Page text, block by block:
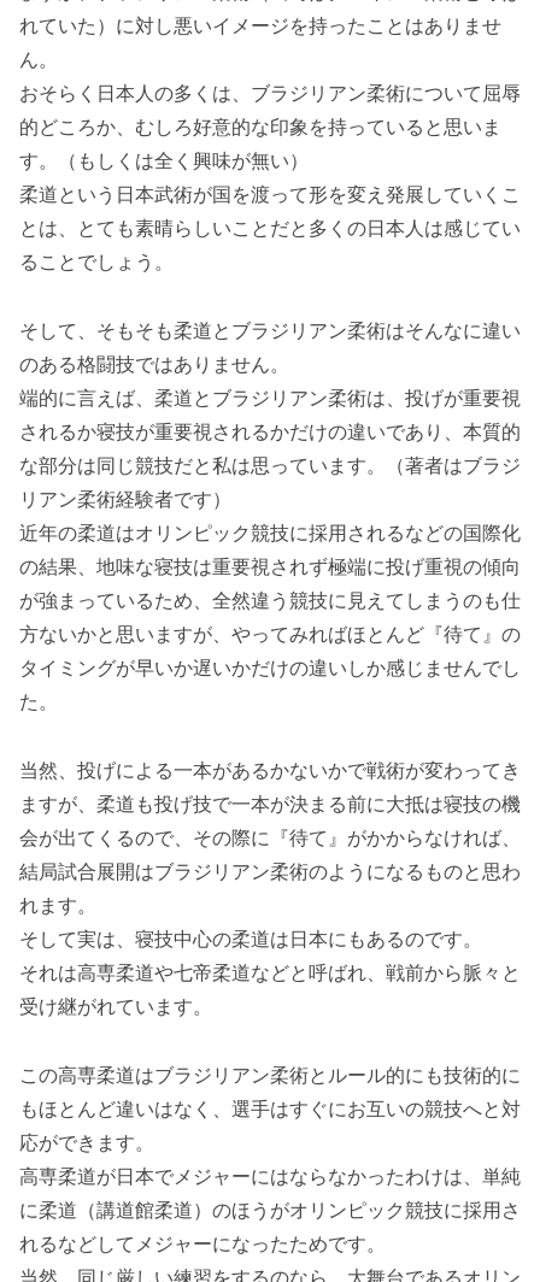
れていた）に対し悪いイメージを持ったことはありませ
ん。
おそらく日本人の多くは、ブラジリアン柔術について屈辱
的どころか、むしろ好意的な印象を持っていると思いま
す。（もしくは全く興味が無い）
柔道という日本武術が国を渡って形を変え発展していくこ
とは、とても素晴らしいことだと多くの日本人は感じてい
ることでしょう。
そして、そもそも柔道とブラジリアン柔術はそんなに違い
のある格闘技ではありません。
端的に言えば、柔道とブラジリアン柔術は、投げが重要視
されるか寝技が重要視されるかだけの違いであり、本質的
な部分は同じ競技だと私は思っています。（著者はブラジ
リアン柔術経験者です）
近年の柔道はオリンピック競技に採用されるなどの国際化
の結果、地味な寝技は重要視されず極端に投げ重視の傾向
が強まっているため、全然違う競技に見えてしまうのも仕
方ないかと思いますが、やってみればほとんど『待て』の
タイミングが早いか遅いかだけの違いしか感じませんでし
た。
当然、投げによる一本があるかないかで戦術が変わってき
ますが、柔道も投げ技で一本が決まる前に大抵は寝技の機
会が出てくるので、その際に『待て』がかからなければ、
結局試合展開はブラジリアン柔術のようになるものと思わ
れます。
そして実は、寝技中心の柔道は日本にもあるのです。
それは高専柔道や七帝柔道などと呼ばれ、戦前から脈々と
受け継がれています。
この高専柔道はブラジリアン柔術とルール的にも技術的に
もほとんど違いはなく、選手はすぐにお互いの競技へと対
応ができます。
高専柔道が日本でメジャーにはならなかったわけは、単純
に柔道（講道館柔道）のほうがオリンピック競技に採用さ
れるなどしてメジャーになったためです。
当然、同じ厳しい練習をするのなら、大舞台であるオリン